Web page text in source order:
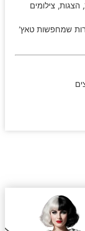
צילומים
שמחפשות טאץ’